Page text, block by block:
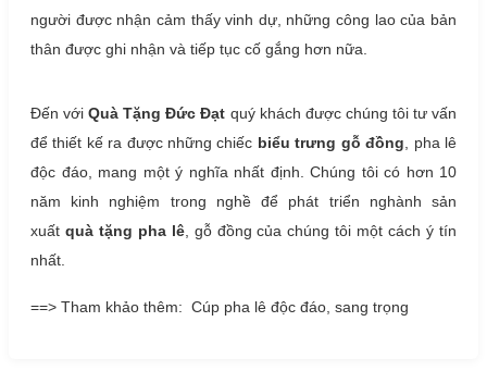
người được nhận cảm thấy vinh dự, những công lao của bản
thân được ghi nhận và tiếp tục cố gắng hơn nữa.
Đến vớiQuà Tặng Đức Đạt quý khách được chúng tôi tư vấn
để thiết kế ra được những chiếc biểu trưng gỗ đồng , pha lê
độc đáo, mang một ý nghĩa nhất định. Chúng tôi có hơn 10
năm kinh nghiệm trong nghề để phát triển nghành sản
xuất quà tặng pha lê, gỗ đồng của chúng tôi một cách ý tín
nhất.
==> Tham khảo thêm: Cúp pha lê độc đáo, sang trọng